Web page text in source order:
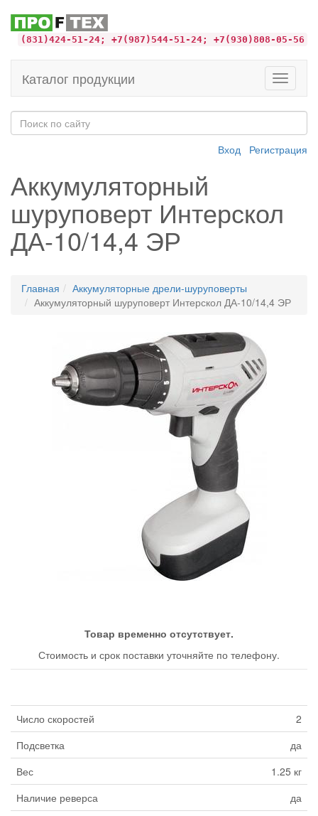
(831)424-51-24; +7(987)544-51-24; +7(930)808-05-56
Toggle
Каталог продукции
Вход Регистрация
Аккумуляторный
шуруповерт Интерскол
ДА-10/14,4 ЭР
Главная
Аккумуляторные дрели-шуруповерты
Аккумуляторный шуруповерт Интерскол ДА-10/14,4 ЭР
Товар временно отсутствует.
Стоимость и срок поставки уточняйте по телефону.
Число скоростей
2
Подсветка
да
Вес
1.25 кг
Наличие реверса
да